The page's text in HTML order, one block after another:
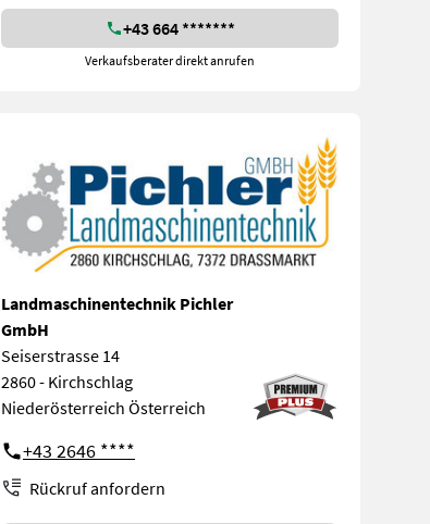
+43 664 *******
Verkaufsberater direkt anrufen
Landmaschinentechnik Pichler
GmbH
Seiserstrasse 14
2860 - Kirchschlag
Niederösterreich Österreich
+43 2646 ****
Rückruf anfordern